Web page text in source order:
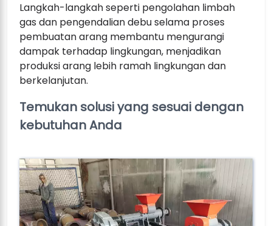
Langkah-langkah seperti pengolahan limbah
gas dan pengendalian debu selama proses
pembuatan arang membantu mengurangi
dampak terhadap lingkungan, menjadikan
produksi arang lebih ramah lingkungan dan
berkelanjutan.
Temukan solusi yang sesuai dengan
kebutuhan Anda